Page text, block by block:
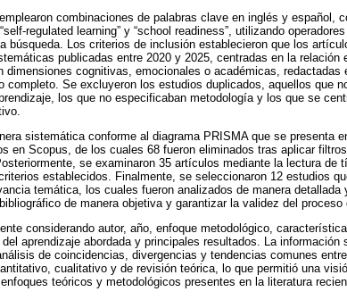
combinaciones de palabras clave en inglés y español,
regulated learning” y “school readiness”, utilizando
búsqueda. Los criterios de inclusión establecieron que los
publicadas entre 2020 y 2025, centradas en la relación
cognitivas, emocionales o académicas, redactadas
Se excluyeron los estudios duplicados, aquellos que
los que no especificaban metodología y los que se
sistemática conforme al diagrama PRISMA que se presenta
en Scopus, de los cuales 68 fueron eliminados tras aplicar
se examinaron 35 artículos mediante la lectura de
establecidos. Finalmente, se seleccionaron 12 estudios
temática, los cuales fueron analizados de manera
de manera objetiva y garantizar la validez del proceso
considerando autor, año, enfoque metodológico,
aprendizaje abordada y principales resultados. La información
de coincidencias, divergencias y tendencias comunes
cualitativo y de revisión teórica, lo que permitió una
teóricos y metodológicos presentes en la literatura